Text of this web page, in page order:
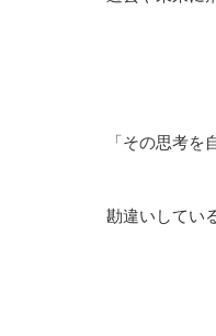
「その思考を
勘違いしてい